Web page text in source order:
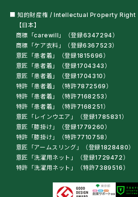
■ 知的財産権 / Intellectual Property Right
【日本】
商標「carewill」（登録6347294）
商標「ケア衣料」（登録6367523）
意匠「患者着」（登録1815696）
意匠「患者着」（登録1704343）
意匠「患者着」（登録1704310）
特許「患者着」（特許7872569）
特許「患者着」（特許7168253）
特許「患者着」（特許7168251）
意匠「レインウエア」（登録1785831）
意匠「膝掛け」（登録1779260）
特許「膝掛け」（特許7710758）
意匠「アームスリング」（登録1828480）
意匠「洗濯用ネット」（登録1729472）
特許「洗濯用ネット」（特許7389516）